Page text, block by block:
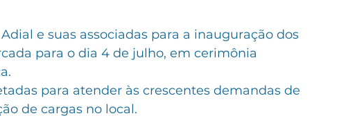
e suas associadas para a inauguração dos
para o dia 4 de julho, em cerimônia
para atender às crescentes demandas de
de cargas no local.